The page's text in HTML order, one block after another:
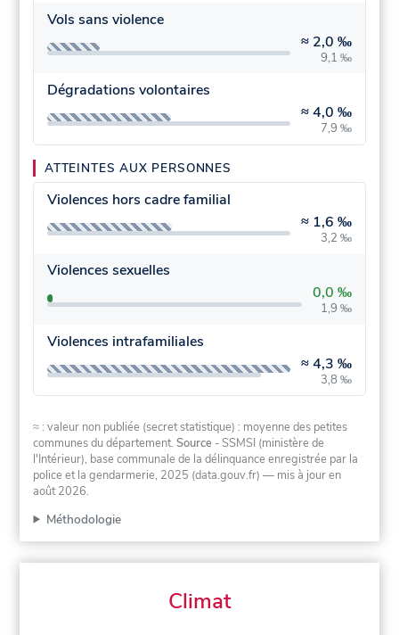
Vols sans violence
≈ 2,0 ‰
9,1 ‰
Dégradations volontaires
≈4,0 ‰
7,9 ‰
ATTEINTES AUX PERSONNES
Violences hors cadre familial
≈ 1,6 ‰
3,2 ‰
Violences sexuelles
0,0 ‰
1,9 ‰
Violences intrafamiliales
≈4,3 ‰
3,8 ‰
≈ : valeur non publiée (secret statistique) : moyenne des petites
communes du département.Source - SSMSI (ministère de
l'Intérieur), base communale de la délinquance enregistrée par la
police et la gendarmerie, 2025 (data.gouv.fr) — mis à jour en
août 2026.
Méthodologie
Climat